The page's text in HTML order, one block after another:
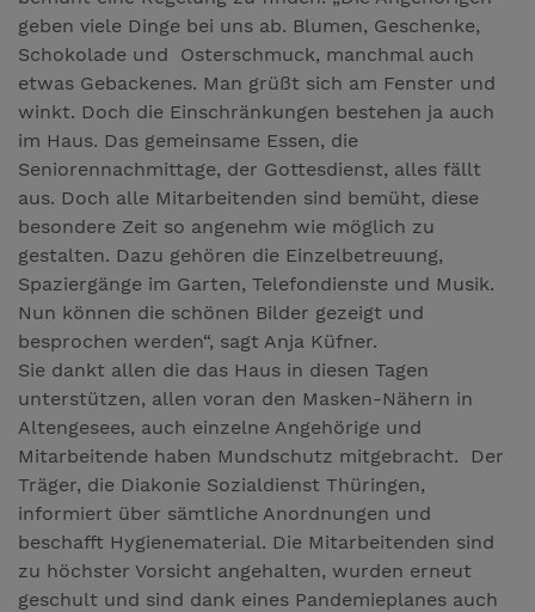
geben viele Dinge bei uns ab. Blumen, Geschenke,
Schokolade und Osterschmuck, manchmal auch
etwas Gebackenes. Man grüßt sich am Fenster und
winkt. Doch die Einschränkungen bestehen ja auch
im Haus. Das gemeinsame Essen, die
Seniorennachmittage, der Gottesdienst, alles fällt
aus. Doch alle Mitarbeitenden sind bemüht, diese
besondere Zeit so angenehm wie möglich zu
gestalten. Dazu gehören die Einzelbetreuung,
Spaziergänge im Garten, Telefondienste und Musik.
Nun können die schönen Bilder gezeigt und
besprochen werden“, sagt Anja Küfner.
Sie dankt allen die das Haus in diesen Tagen
unterstützen, allen voran den Masken-Nähern in
Altengesees, auch einzelne Angehörige und
Mitarbeitende haben Mundschutz mitgebracht. Der
Träger, die Diakonie Sozialdienst Thüringen,
informiert über sämtliche Anordnungen und
beschafft Hygienematerial. Die Mitarbeitenden sind
zu höchster Vorsicht angehalten, wurden erneut
geschult und sind dank eines Pandemieplanes auch